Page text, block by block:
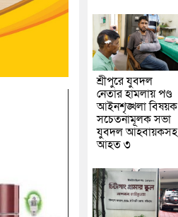
শ্রীপুরে যুবদল
নেতার হামলায় পণ্ড
আইনশৃঙ্খলা বিষয়ক
সচেতনামূলক সভা
যুবদল আহবায়কসহ
আহত ৩